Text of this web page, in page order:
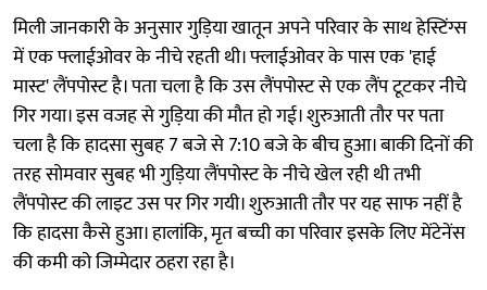
मिली जानकारी के अनुसार गुड़िया खातून अपने परिवार के साथ हेस्टिंग्स
में एक फ्लाईओवर के नीचे रहती थी। फ्लाईओवर के पास एक 'हाई
मास्ट' लैंपपोस्ट है। पता चला है कि उस लैंपपोस्ट से एक लैंप टूटकर नीचे
गिर गया। इस वजह से गुड़िया की मौत हो गई। शुरुआती तौर पर पता
चला है कि हादसा सुबह 7 बजे से 7:10 बजे के बीच हुआ। बाकी दिनों की
तरह सोमवार सुबह भी गुड़िया लैंपपोस्ट के नीचे खेल रही थी तभी
लैंपपोस्ट की लाइट उस पर गिर गयी। शुरुआती तौर पर यह साफ नहीं है
कि हादसा कैसे हुआ। हालांकि, मृत बच्ची का परिवार इसके लिए मेंटेनेंस
की कमी को जिम्मेदार ठहरा रहा है।